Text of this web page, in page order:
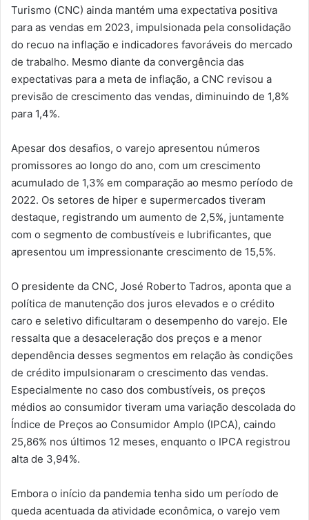
Turismo (CNC) ainda mantém uma expectativa positiva
para as vendas em 2023, impulsionada pela consolidação
do recuo na inflação e indicadores favoráveis do mercado
de trabalho. Mesmo diante da convergência das
expectativas para a meta de inflação, a CNC revisou a
previsão de crescimento das vendas, diminuindo de 1,8%
para 1,4%.
Apesar dos desafios, o varejo apresentou números
promissores ao longo do ano, com um crescimento
acumulado de 1,3% em comparação ao mesmo período de
2022. Os setores de hiper e supermercados tiveram
destaque, registrando um aumento de 2,5%, juntamente
com o segmento de combustíveis e lubrificantes, que
apresentou um impressionante crescimento de 15,5%.
O presidente da CNC, José Roberto Tadros, aponta que a
política de manutenção dos juros elevados e o crédito
caro e seletivo dificultaram o desempenho do varejo. Ele
ressalta que a desaceleração dos preços e a menor
dependência desses segmentos em relação às condições
de crédito impulsionaram o crescimento das vendas.
Especialmente no caso dos combustíveis, os preços
médios ao consumidor tiveram uma variação descolada do
Índice de Preços ao Consumidor Amplo (IPCA), caindo
25,86% nos últimos 12 meses, enquanto o IPCA registrou
alta de 3,94%.
Embora o início da pandemia tenha sido um período de
queda acentuada da atividade econômica, o varejo vem